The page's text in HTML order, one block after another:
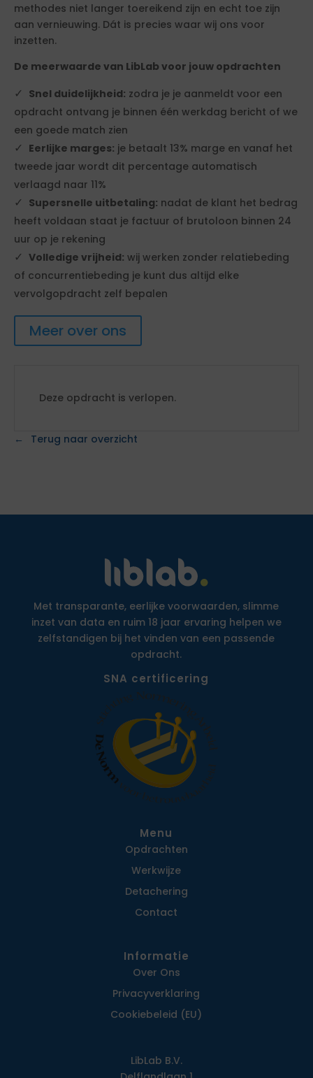
methodes niet langer toereikend zijn en echt toe zijn
aan vernieuwing. Dát is precies waar wij ons voor
inzetten.
De meerwaarde van LibLab voor jouw opdrachten
Snel duidelijkheid: zodra je je aanmeldt voor een
opdracht ontvang je binnen één werkdag bericht of we
een goede match zien
Eerlijke marges: je betaalt 13% marge en vanaf het
tweede jaar wordt dit percentage automatisch
verlaagd naar 11%
Supersnelle uitbetaling: nadat de klant het bedrag
heeft voldaan staat je factuur of brutoloon binnen 24
uur op je rekening
Volledige vrijheid: wij werken zonder relatiebeding
of concurrentiebeding je kunt dus altijd elke
vervolgopdracht zelf bepalen
Meer over ons
Deze opdracht is verlopen.
Terug naar overzicht
Met transparante, eerlijke voorwaarden, slimme
inzet van data en ruim 18 jaar ervaring helpen we
zelfstandigen bij het vinden van een passende
opdracht.
SNA certificering
Menu
Opdrachten
Werkwijze
Detachering
Contact
Informatie
Over Ons
Privacy­verklaring
Cookiebeleid (EU)
LibLab B.V.